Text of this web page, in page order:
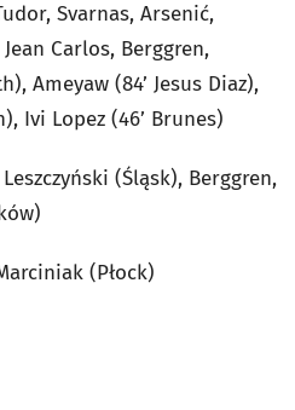
Svarnas, Arsenić,
Carlos, Berggren,
Ameyaw (84’ Jesus Diaz),
Ivi Lopez (46’ Brunes)
(Śląsk), Berggren,
(Płock)